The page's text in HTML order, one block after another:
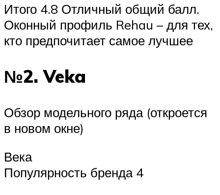
Итого 4.8 Отличный общий балл.
Оконный профиль Rehau – для тех,
кто предпочитает самое лучшее
№2. Veka
Обзор модельного ряда (откроется
в новом окне)
Века
Популярность бренда 4